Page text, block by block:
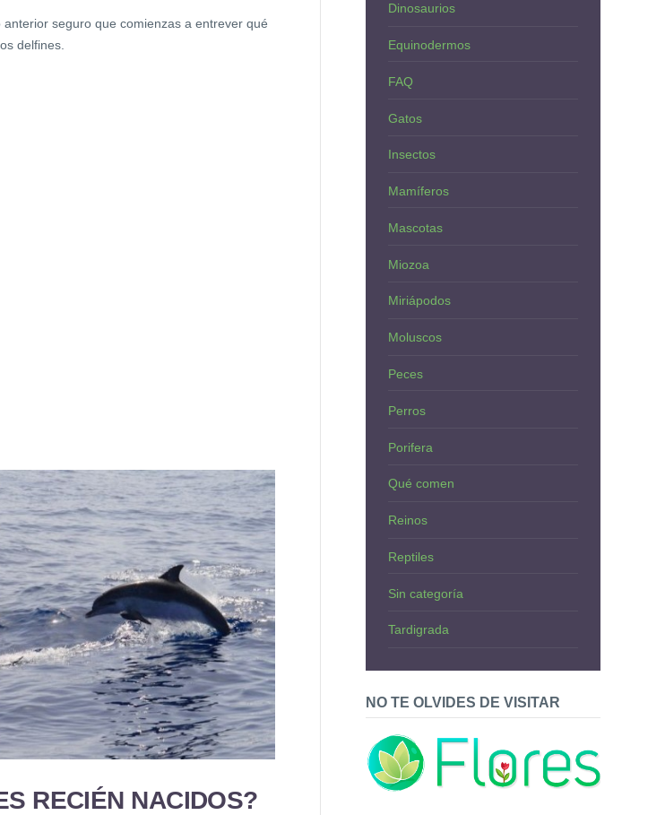
anterior seguro que comienzas a entrever qué
delfines.
RECIÉN NACIDOS?
Dinosaurios
Equinodermos
FAQ
Gatos
Insectos
Mamíferos
Mascotas
Miozoa
Miriápodos
Moluscos
Peces
Perros
Porifera
Qué comen
Reinos
Reptiles
Sin categoría
Tardigrada
NO TE OLVIDES DE VISITAR